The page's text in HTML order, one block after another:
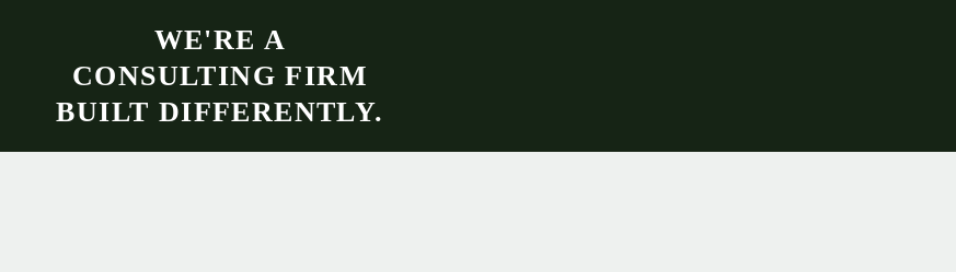
WE'RE A
CONSULTING FIRM
BUILT DIFFERENTLY.